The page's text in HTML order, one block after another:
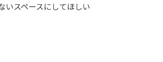
いスペースにしてほしい